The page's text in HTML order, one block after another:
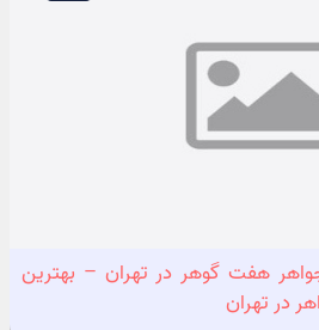
هفت گوهر در تهران – بهترین
در تهران